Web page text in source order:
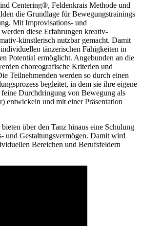
Centering®, Feldenkrais Methode und
die Grundlage für Bewegungstrainings
Mit Improvisations- und
diese Erfahrungen kreativ-
künstlerisch nutzbar gemacht. Damit
tänzerischen Fähigkeiten in
Potential ermöglicht. Angebunden an die
choreografische Kriterien und
Teilnehmenden werden so durch einen
begleitet, in dem sie ihre eigene
Durchdringung von Bewegung als
entwickeln und mit einer Präsentation
über den Tanz hinaus eine Schulung
und Gestaltungsvermögen. Damit wird
Bereichen und Berufsfeldern